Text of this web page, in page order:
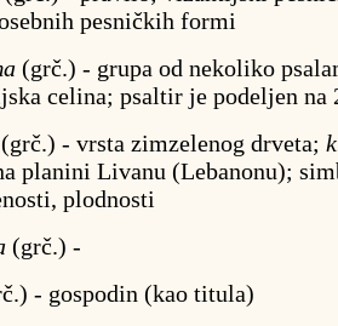
pesničkih formi
(grč.) - grupa od nekoliko
celina; psaltir je podeljen na
(grč.) - vrsta zimzelenog drveta;
planini Livanu (Lebanonu);
plodnosti
(grč.) -
- gospodin (kao titula)